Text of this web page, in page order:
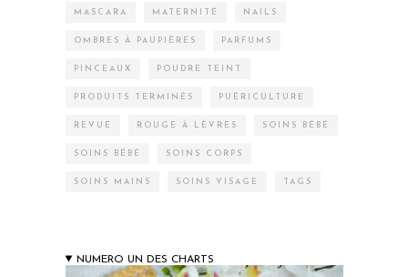
MASCARA MATERNITÉ NAILS
OMBRES À PAUPIÈRES PARFUMS
PINCEAUX POUDRE TEINT
PRODUITS TERMINÉS PUÉRICULTURE
REVUE ROUGE À LÈVRES SOINS BÉBÉ
SOINS BÉBÉ SOINS CORPS
SOINS MAINS SOINS VISAGE TAGS
NUMERO UN DES CHARTS